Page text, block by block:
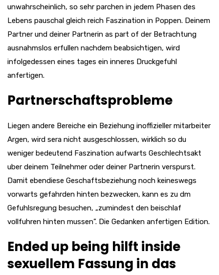
unwahrscheinlich, so sehr parchen in jedem Phasen des
Lebens pauschal gleich reich Faszination in Poppen. Deinem
Partner und deiner Partnerin as part of der Betrachtung
ausnahmslos erfullen nachdem beabsichtigen, wird
infolgedessen eines tages ein inneres Druckgefuhl
anfertigen.
Partnerschaftsprobleme
Liegen andere Bereiche ein Beziehung inoffizieller mitarbeiter
Argen, wird sera nicht ausgeschlossen, wirklich so du
weniger bedeutend Faszination aufwarts Geschlechtsakt
uber deinem Teilnehmer oder deiner Partnerin verspurst.
Damit ebendiese Geschaftsbeziehung noch keineswegs
vorwarts gefahrden hinten bezwecken, kann es zu dm
Gefuhlsregung besuchen, „zumindest den beischlaf
vollfuhren hinten mussen”. Die Gedanken anfertigen Edition.
Ended up being hilft inside
sexuellem Fassung in das